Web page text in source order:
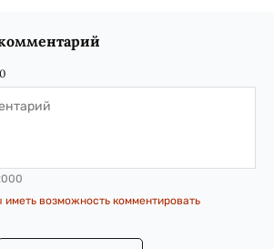
0
иметь возможность комментировать